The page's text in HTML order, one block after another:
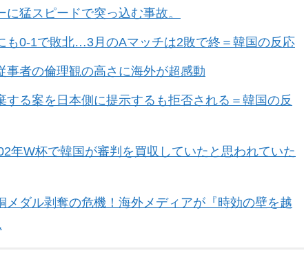
に猛スピードで突っ込む事故。
も0-1で敗北…3月のAマッチは2敗で終＝韓国の反応
者の倫理観の高さに海外が超感動
る案を日本側に提示するも拒否される＝韓国の反
年W杯で韓国が審判を買収していたと思われていた
ダル剥奪の危機！海外メディアが『時効の壁を越